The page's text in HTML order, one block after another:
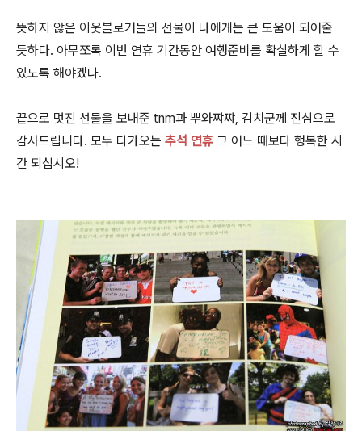
뜻하지 않은 이웃블로거들의 선물이 나에게는 큰 도움이 되어줄
듯하다. 아무쪼록 이번 연휴 기간동안 여행준비를 확실하게 할 수
있도록 해야겠다.
끝으로 멋진 선물을 보내준 tnm과 뿌와쨔쨔, 김치군께 진심으로
감사드립니다. 모두 다가오는 추석 연휴 그 어느 때보다 행복한 시
간 되십시오!